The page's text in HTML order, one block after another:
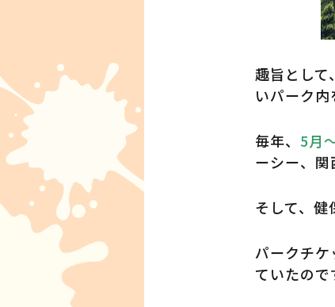
趣旨とし
いパーク内
毎年、 5月
ーシー、関
そして、健
パークチ
ていたので